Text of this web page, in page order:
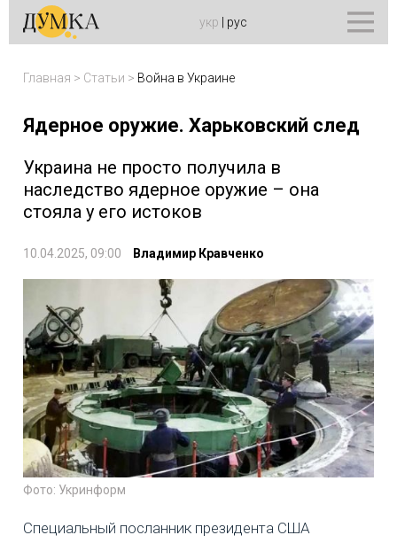
укр рус
Главная > Статьи > Война в Украине
Ядерное оружие. Харьковский след
Украина не просто получила в
наследство ядерное оружие – она
стояла у его истоков
10.04.2025, 09:00 Владимир Кравченко
Фото: Укринформ
Специальный посланник президента США